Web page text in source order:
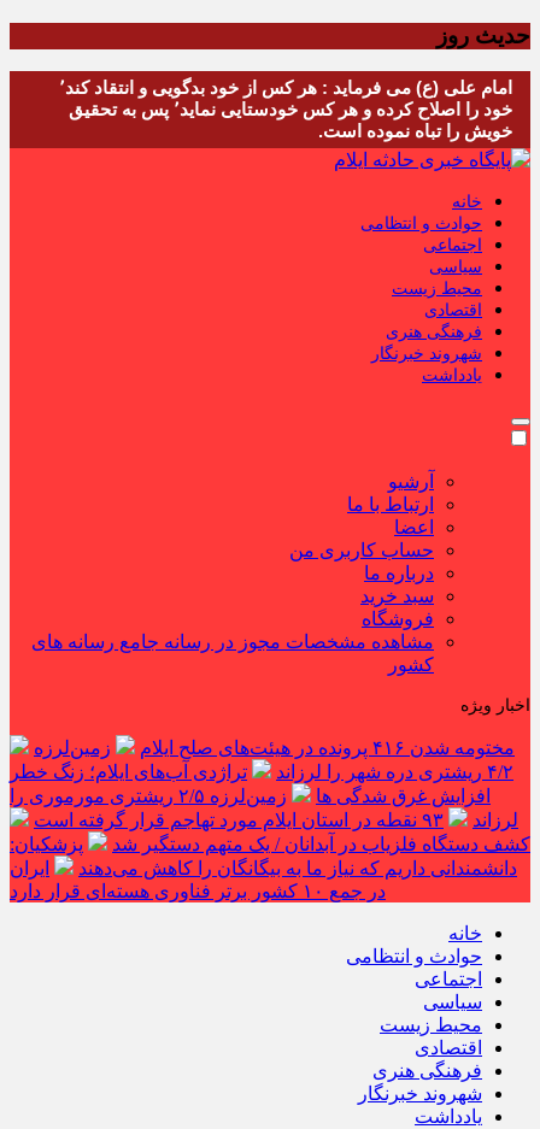
حدیث روز
امام علی (ع) می فرماید : هر کس از خود بدگویی و انتقاد کند٬
خود را اصلاح کرده و هر کس خودستایی نماید٬ پس به تحقیق
خویش را تباه نموده است.
خانه
حوادث و انتظامی
اجتماعی
سیاسی
محیط زیست
اقتصادی
فرهنگی هنری
شهروند خبرنگار
یادداشت
آرشیو
ارتباط با ما
اعضا
حساب کاربری من
درباره ما
سبد خرید
فروشگاه
مشاهده مشخصات مجوز در رسانه جامع رسانه های
کشور
اخبار ویژه
مختومه شدن ۴۱۶ پرونده در هیئت‌های صلح ایلام
زمین‌لرزه
۴/۲ ریشتری دره شهر را لرزاند
تراژدی آب‌های ایلام؛ زنگ خطر
افزایش غرق شدگی ها
زمین‌لرزه ۲/۵ ریشتری مورموری را
لرزاند
۹۳ نقطه در استان ایلام مورد تهاجم قرار گرفته است
کشف دستگاه فلزیاب در آبدانان / یک متهم دستگیر شد
پزشکیان:
دانشمندانی داریم که نیاز ما به بیگانگان را کاهش می‌دهند
ایران
در جمع ۱۰ کشور برتر فناوری هسته‌ای قرار دارد
خانه
حوادث و انتظامی
اجتماعی
سیاسی
محیط زیست
اقتصادی
فرهنگی هنری
شهروند خبرنگار
یادداشت